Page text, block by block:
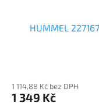
HUMMEL
1 114,88 Kč bez DPH
1 349 Kč